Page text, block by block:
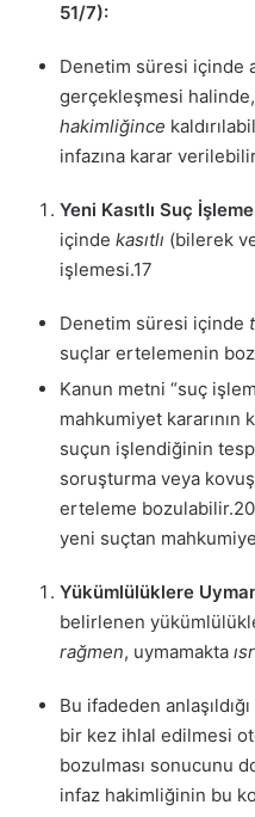
51/7):
Denetim süresi içinde
gerçekleşmesi
hakimliğince
infazına karar
Yeni Kasıtlı Suç
içinde kasıtlı (bilerek
işlemesi.17
Denetim süresi içinde
suçlar ertelemenin
Kanun metni “suç
mahkumiyet
suçun işlendiğinin
soruşturma veya
erteleme bozulabilir.20
yeni suçtan
Yükümlülüklere
belirlenen
rağmen, uymamakta
Bu ifadeden
bir kez ihlal edilmesi
bozulması sonucunu
infaz hakimliğinin bu